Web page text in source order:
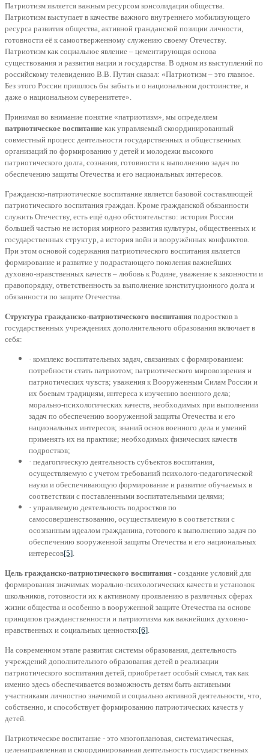
Патриотизм является важным ресурсом консолидации общества.
Патриотизм выступает в качестве важного внутреннего мобилизующего
ресурса развития общества, активной гражданской позиции личности,
готовности её к самоотверженному служению своему Отечеству.
Патриотизм как социальное явление – цементирующая основа
существования и развития нации и государства. В одном из выступлений по
российскому телевидению В.В. Путин сказал: «Патриотизм – это главное.
Без этого России пришлось бы забыть и о национальном достоинстве, и
даже о национальном суверенитете».
Принимая во внимание понятие «патриотизм», мы определяем
патриотическое воспитание как управляемый скоординированный
совместный процесс деятельности государственных и общественных
организаций по формированию у детей и молодежи высокого
патриотического долга, сознания, готовности к выполнению задач по
обеспечению защиты Отечества и его национальных интересов.
Гражданско-патриотическое воспитание является базовой составляющей
патриотического воспитания граждан. Кроме гражданской обязанности
служить Отечеству, есть ещё одно обстоятельство: история России
большей частью не история мирного развития культуры, общественных и
государственных структур, а история войн и вооружённых конфликтов.
При этом основой содержания патриотического воспитания является
формирование и развитие у подрастающего поколения важнейших
духовно-нравственных качеств – любовь к Родине, уважение к законности и
правопорядку, ответственность за выполнение конституционного долга и
обязанности по защите Отечества.
Структура гражданско-патриотического воспитания подростков в
государственных учреждениях дополнительного образования включает в
себя:
· комплекс воспитательных задач, связанных с формированием:
потребности стать патриотом; патриотического мировоззрения и
патриотических чувств; уважения к Вооруженным Силам России и
их боевым традициям, интереса к изучению военного дела;
морально-психологических качеств, необходимых при выполнении
задач по обеспечению вооруженной защиты Отечества и его
национальных интересов; знаний основ военного дела и умений
применять их на практике; необходимых физических качеств
подростков;
· педагогическую деятельность субъектов воспитания,
осуществляемую с учетом требований психолого-педагогической
науки и обеспечивающую формирование и развитие обучаемых в
соответствии с поставленными воспитательными целями;
· управляемую деятельность подростков по
самосовершенствованию, осуществляемую в соответствии с
осознанным идеалом гражданина, готового к выполнению задач по
обеспечению вооруженной защиты Отечества и его национальных
интересов[5]
Цель гражданско-патриотического воспитания - создание условий для
формирования значимых морально-психологических качеств и установок
школьников, готовности их к активному проявлению в различных сферах
жизни общества и особенно в вооруженной защите Отечества на основе
принципов гражданственности и патриотизма как важнейших духовно-
нравственных и социальных ценностях[6]
На современном этапе развития системы образования, деятельность
учреждений дополнительного образования детей в реализации
патриотического воспитания детей, приобретает особый смысл, так как
именно здесь обеспечивается возможность детям быть активными
участниками личностно значимой и социально активной деятельности, что,
собственно, и способствует формированию патриотических качеств у
детей.
Патриотическое воспитание - это многоплановая, систематическая,
целенаправленная и скоординированная деятельность государственных